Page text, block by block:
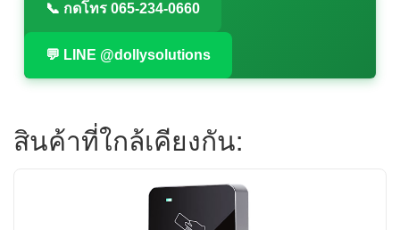
📞 กดโทร 065-234-0660
💬 LINE @dollysolutions
สินค้าที่ใกล้เคียงกัน: